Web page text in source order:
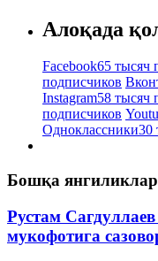
Алоқада
Facebook65 тысяч
подписчиков
Instagram58 тысяч
подписчиков
Одноклассники30
Бошқа янгиликлар
Рустам
мукофотига